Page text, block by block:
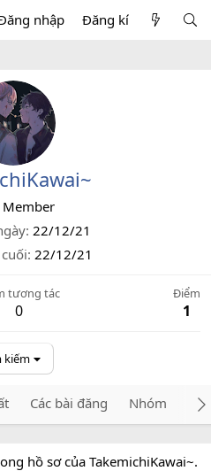
nhập Đăng kí
Member
22/12/21
22/12/21
tương tác
0
Điểm
1
kiếm
Các bài đăng Nhóm
hồ sơ của TakemichiKawai~.